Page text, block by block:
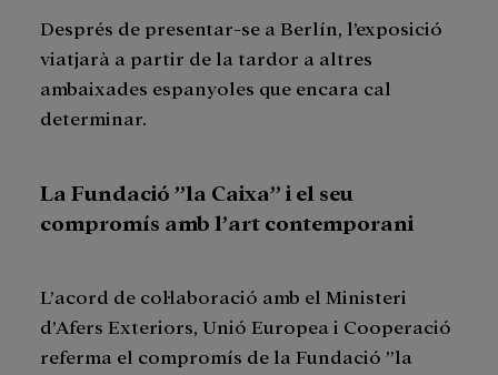
Després de presentar-se a Berlín, l’exposició
viatjarà a partir de la tardor a altres
ambaixades espanyoles que encara cal
determinar.
La Fundació ”la Caixa” i el seu
compromís amb l’art contemporani
L’acord de col·laboració amb el Ministeri
d’Afers Exteriors, Unió Europea i Cooperació
referma el compromís de la Fundació ”la